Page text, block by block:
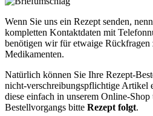
Wenn Sie uns ein Rezept senden,
kompletten Kontaktdaten mit
benötigen wir für etwaige
Medikamenten.
Natürlich können Sie Ihre Rezept-
nicht-verschreibungspflichtige Artikel
diese einfach in unserem Online-
Bestellvorgangs bitte Rezept folgt.